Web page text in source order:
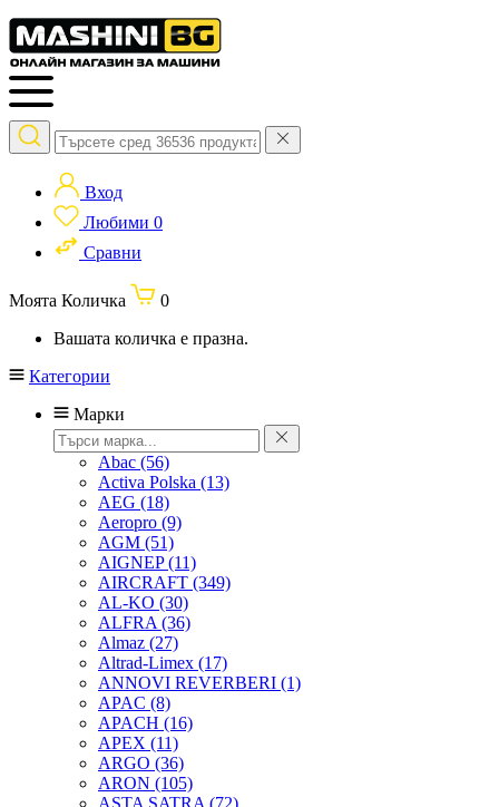
Вход
Любими 0
Сравни
Моята Количка
0
Вашата количка е празна.
Категории
Марки
Abac (56)
Activa Polska (13)
AEG (18)
Aeropro (9)
AGM (51)
AIGNEP(11)
AIRCRAFT (349)
AL-KO (30)
ALFRA (36)
Almaz (27)
Altrad-Limex (17)
ANNOVI REVERBERI (1)
APAC (8)
APACH (16)
APEX (11)
ARGO (36)
ARON (105)
ASTA SATRA (72)